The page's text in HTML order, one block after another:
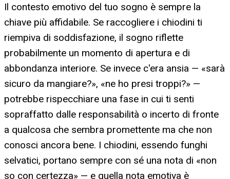
Il contesto emotivo del tuo sogno è sempre la
chiave più affidabile. Se raccogliere i chiodini ti
riempiva di soddisfazione, il sogno riflette
probabilmente un momento di apertura e di
abbondanza interiore. Se invece c'era ansia — «sarà
sicuro da mangiare?», «ne ho presi troppi?» —
potrebbe rispecchiare una fase in cui ti senti
sopraffatto dalle responsabilità o incerto di fronte
a qualcosa che sembra promettente ma che non
conosci ancora bene. I chiodini, essendo funghi
selvatici, portano sempre con sé una nota di «non
so con certezza» — e quella nota emotiva è